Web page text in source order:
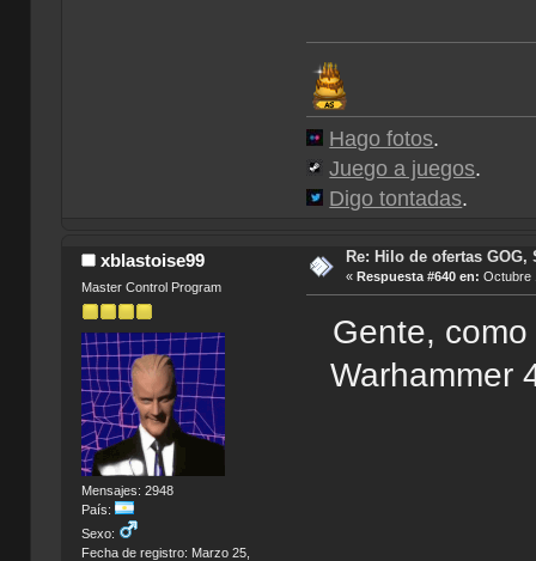
Hago fotos.
Juego a juegos.
Digo tontadas.
xblastoise99
Master Control Program
Mensajes: 2948
País:
Sexo:
Fecha de registro: Marzo 25,
Re: Hilo de ofertas GOG,
« Respuesta #640 en: Octubre
Gente,
Warhammer